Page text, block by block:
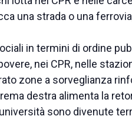
una strada o una
in termini di ordine
nei CPR, nelle
zone a sorveglianza
destra alimenta la
sono divenute